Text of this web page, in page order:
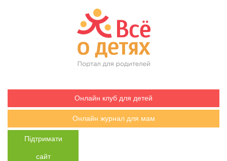
Онлайн клуб для детей
Онлайн журнал для мам
Підтримати
сайт